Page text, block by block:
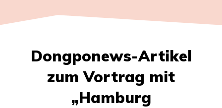
Dongponews-Artikel
zum Vortrag mit
„Hamburg